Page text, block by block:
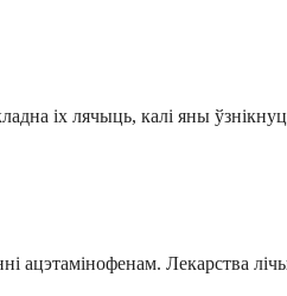
іх лячыць, калі яны
ацэтамінофенам. Лекарства